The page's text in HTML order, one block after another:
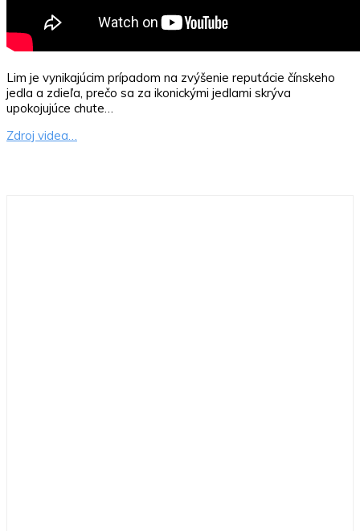
Lim je vynikajúcim prípadom na zvýšenie reputácie čínskeho
jedla a zdieľa, prečo sa za ikonickými jedlami skrýva
upokojujúce chute…
Zdroj videa…